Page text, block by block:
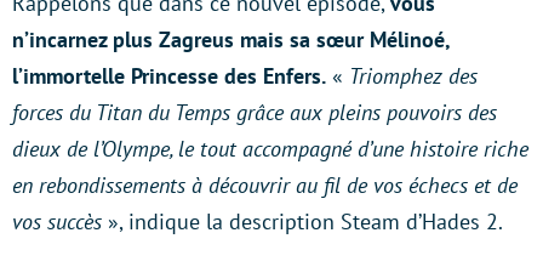
n’incarnez plus Zagreus mais sa sœur Mélinoé,
l’immortelle Princesse des Enfers. « Triomphez des
forces du Titan du Temps grâce aux pleins pouvoirs des
dieux de l’Olympe, le tout accompagné d’une histoire riche
en rebondissements à découvrir au fil de vos échecs et de
vos succès », indique la description Steam d’Hades 2.